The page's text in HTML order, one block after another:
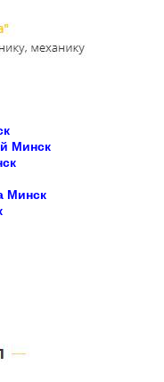
Минск
Минск